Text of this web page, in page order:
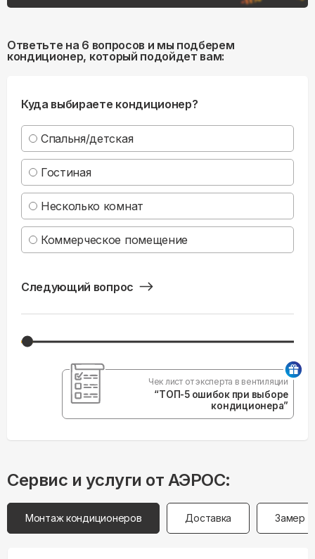
Ответьте на 6 вопросов и мы подберем
кондиционер, который подойдет вам:
Куда выбираете кондиционер?
Спальня/детская
Гостиная
Несколько комнат
Коммерческое помещение
Следующий вопрос
Чек лист от эксперта в вентиляции
“ТОП-5 ошибок при выборе
кондиционера”
Сервис и услуги от АЭРОС:
Монтаж кондиционеров Доставка Замер